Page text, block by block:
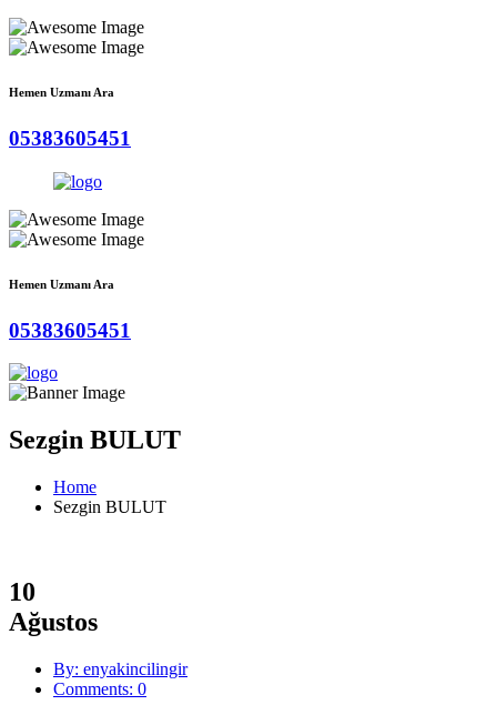
Hemen Uzmanı Ara
05383605451
Hemen Uzmanı Ara
05383605451
Sezgin BULUT
Home
Sezgin BULUT
10
Ağustos
By: enyakincilingir
Comments: 0